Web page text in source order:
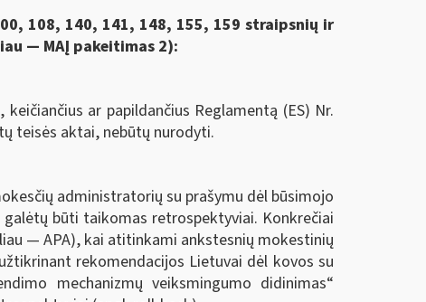
108, 140, 141, 148, 155, 159 straipsnių ir
— MAĮ pakeitimas 2):
ar papildančius Reglamentą (ES) Nr.
teisės aktai, nebūtų nurodyti.
administratorių su prašymu dėl būsimojo
būti taikomas retrospektyviai. Konkrečiai
— APA), kai atitinkami ankstesnių mokestinių
rekomendacijos Lietuvai dėl kovos su
mechanizmų veiksmingumo didinimas“